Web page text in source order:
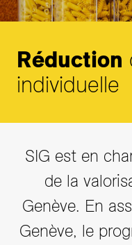
Réduction
individuelle
SIG est en
de la
Genève. En
Genève, le